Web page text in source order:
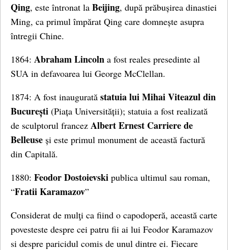
Qing, este întronat la Beijing, după prăbușirea dinastiei
Ming, ca primul împărat Qing care domnește asupra
întregii Chine.
1864: Abraham Lincoln a fost reales presedinte al
SUA in defavoarea lui George McClellan.
1874: A fost inaugurată statuia lui Mihai Viteazul din
București (Piața Universității); statuia a fost realizată
de sculptorul francez Albert Ernest Carriere de
Belleuse și este primul monument de această factură
din Capitală.
1880: Feodor Dostoievski publica ultimul sau roman,
“Fratii Karamazov”
Considerat de mulţi ca fiind o capodoperă, această carte
povesteste despre cei patru fii ai lui Feodor Karamazov
si despre paricidul comis de unul dintre ei. Fiecare